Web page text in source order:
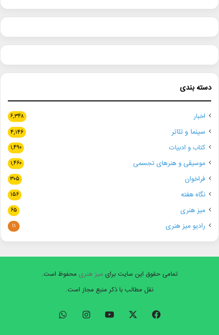
دسته بندی
اخبار ۶,۳۴۸
سینما و تئاتر ۴,۱۴۶
کتاب و ادبیات ۱,۴۹۰
موسیقی و هنرهای تجسمی ۱,۴۶۰
فراخوان ۳۰۵
نگاه هفته ۱۵۶
میز هنری ۶۵
رادیو میز هنری ۱۱
تمامی حقوق این سایت برای میز هنری محفوظ است.
نقل مطالب با ذکر منبع مجاز است.
فیسبوک ایکس یوتیوب اینستاگرام